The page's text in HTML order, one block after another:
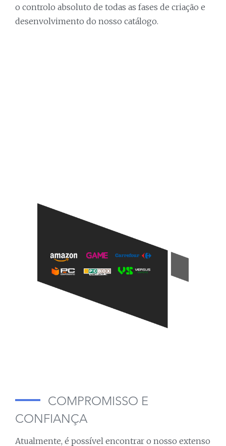
o controlo absoluto de todas as fases de criação e
desenvolvimento do nosso catálogo.
COMPROMISSO E
CONFIANÇA
Atualmente, é possível encontrar o nosso extenso